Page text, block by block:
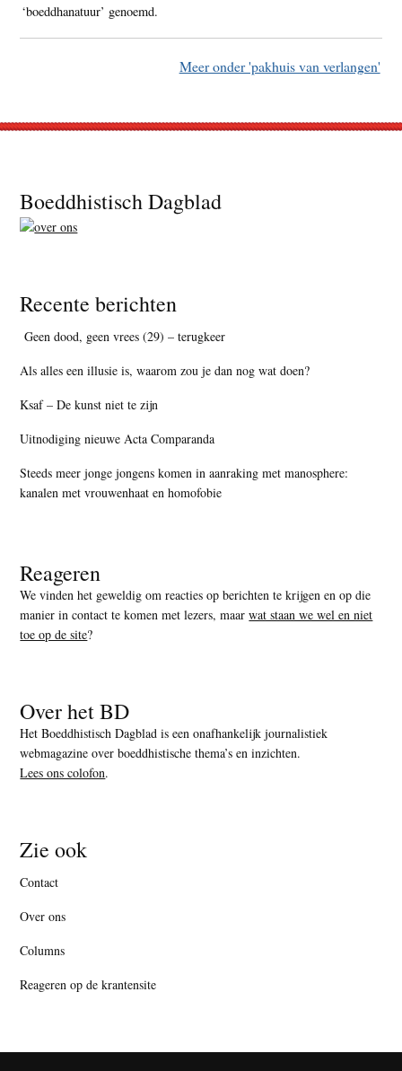
‘boeddhanatuur’ genoemd.
Meer onder 'pakhuis van verlangen'
Footer
Boeddhistisch Dagblad
Recente berichten
Geen dood, geen vrees (29) – terugkeer
Als alles een illusie is, waarom zou je dan nog wat doen?
Ksaf – De kunst niet te zijn
Uitnodiging nieuwe Acta Comparanda
Steeds meer jonge jongens komen in aanraking met manosphere:
kanalen met vrouwenhaat en homofobie
Reageren
We vinden het geweldig om reacties op berichten te krijgen en op die
manier in contact te komen met lezers, maarwat staan we wel en niet
toe op de site?
Over het BD
Het Boeddhistisch Dagblad is een onafhankelijk journalistiek
webmagazine over boeddhistische thema’s en inzichten.
Lees ons colofon.
Zie ook
Contact
Over ons
Columns
Reageren op de krantensite